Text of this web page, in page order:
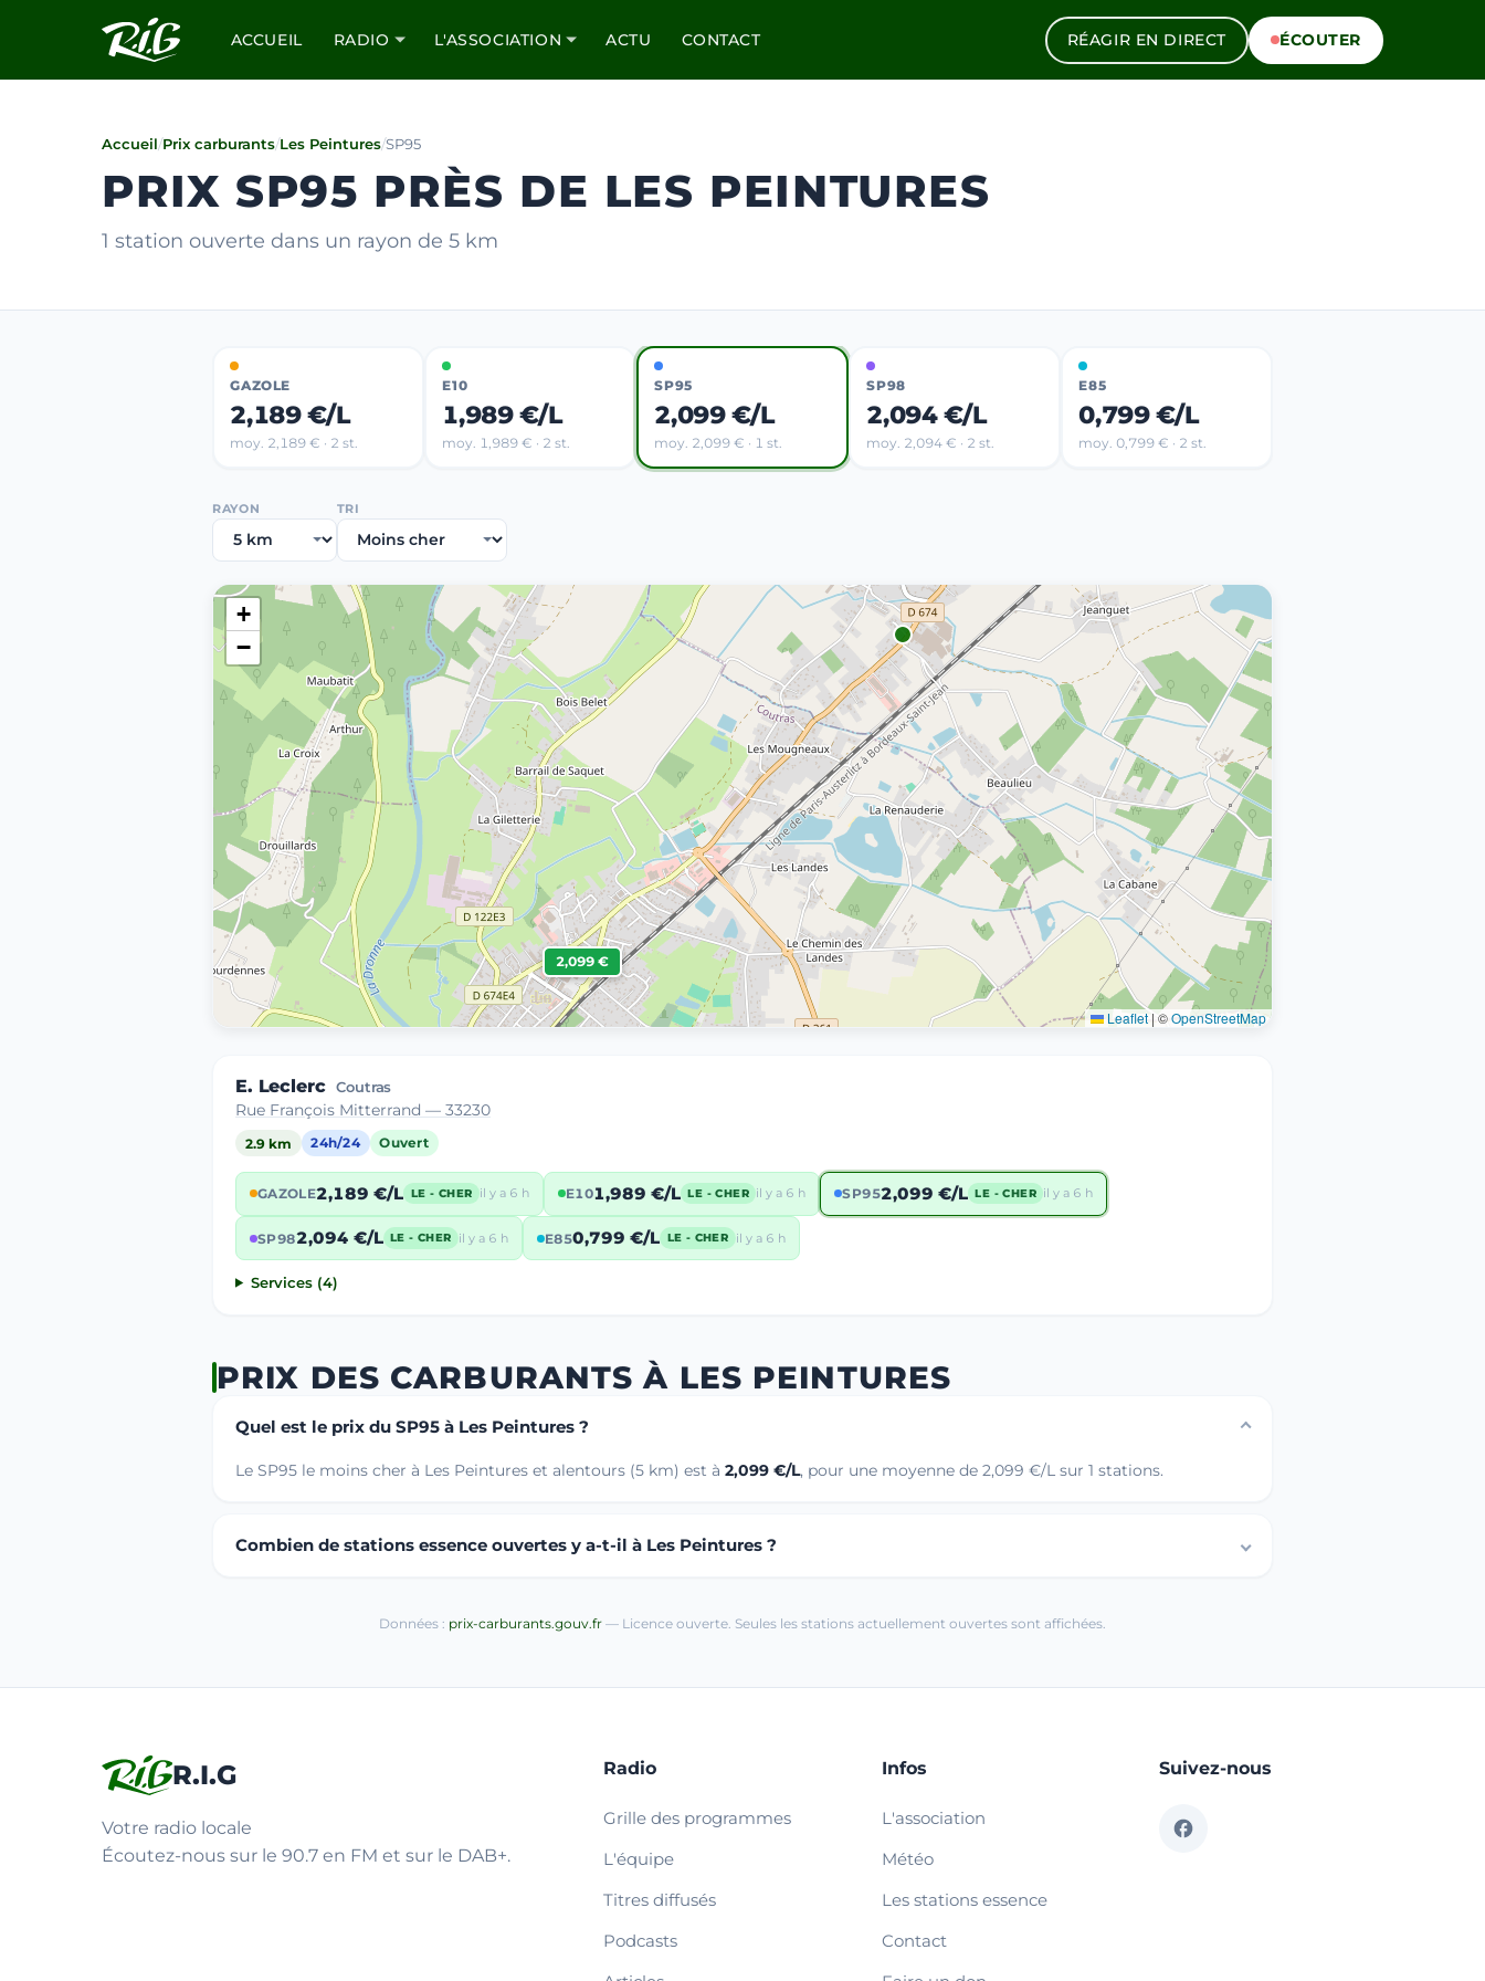
ACCUEIL RADIO L'ASSOCIATION ACTU CONTACT RÉAGIR EN DIRECT ÉCOUTER
Accueil/Prix carburants/Les Peintures/SP95
PRIX SP95 PRÈS DE LES PEINTURES
1 station ouverte dans un rayon de 5 km
GAZOLE
2,189 €/L
moy. 2,189 € · 2 st.
E10
1,989 €/L
moy. 1,989 € · 2 st.
SP95
2,099 €/L
moy. 2,099 € · 1 st.
SP98
2,094 €/L
moy. 2,094 € · 2 st.
E85
0,799 €/L
moy. 0,799 € · 2 st.
RAYON TRI
2,099 €
+
−
Leaflet | ©OpenStreetMap
E. Leclerc Coutras
Rue François Mitterrand — 33230
2.9 km 24h/24 Ouvert
GAZOLE2,189 €/L LE - CHER il y a 6 h E101,989 €/L LE - CHER il y a 6 h SP952,099 €/L LE - CHER il y a 6 h
SP982,094 €/L LE - CHER il y a 6 h E850,799 €/L LE - CHER il y a 6 h
Services (4)
PRIX DES CARBURANTS À LES PEINTURES
Quel est le prix du SP95 à Les Peintures ?
Le SP95 le moins cher à Les Peintures et alentours (5 km) est à 2,099 €/L, pour une moyenne de 2,099 €/L sur 1 stations.
Combien de stations essence ouvertes y a-t-il à Les Peintures ?
Données : prix-carburants.gouv.fr — Licence ouverte. Seules les stations actuellement ouvertes sont affichées.
R.I.G
Votre radio locale
Écoutez-nous sur le 90.7 en FM et sur le DAB+.
Radio
Grille des programmes
L'équipe
Titres diffusés
Podcasts
Infos
L'association
Météo
Les stations essence
Contact
Suivez-nous